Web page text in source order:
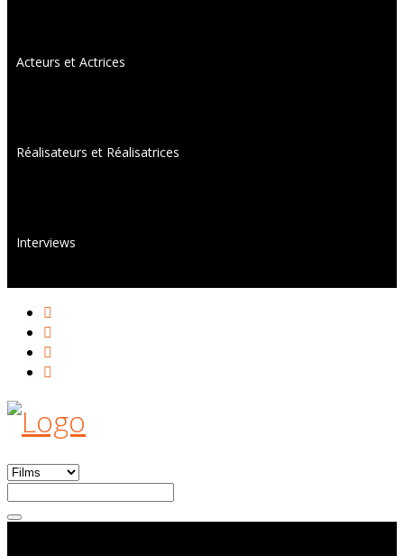
Acteurs et Actrices
Réalisateurs et Réalisatrices
Interviews